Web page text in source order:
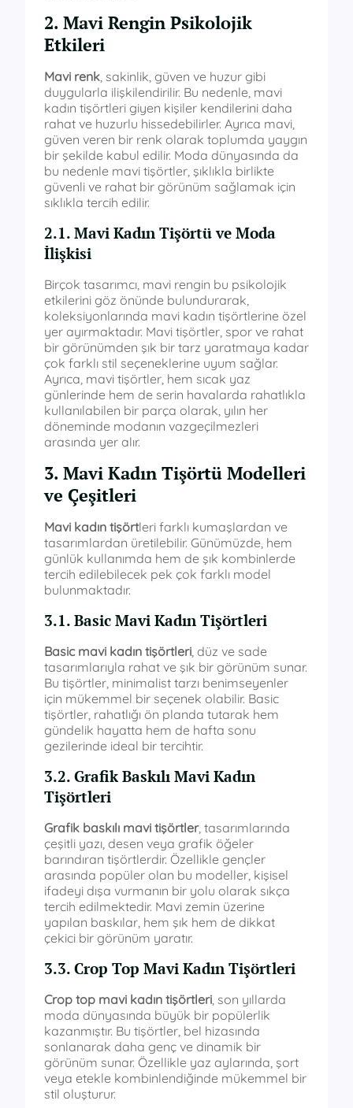
2. Mavi Rengin Psikolojik
Etkileri
Mavi renk , sakinlik, güven ve huzur gibi
duygularla ilişkilendirilir. Bu nedenle, mavi
kadın tişörtleri giyen kişiler kendilerini daha
rahat ve huzurlu hissedebilirler. Ayrıca mavi,
güven veren bir renk olarak toplumda yaygın
bir şekilde kabul edilir. Moda dünyasında da
bu nedenle mavi tişörtler, şıklıkla birlikte
güvenli ve rahat bir görünüm sağlamak için
sıklıkla tercih edilir.
2.1. Mavi Kadın Tişörtü ve Moda
İlişkisi
Birçok tasarımcı, mavi rengin bu psikolojik
etkilerini göz önünde bulundurarak,
koleksiyonlarında mavi kadın tişörtlerine özel
yer ayırmaktadır. Mavi tişörtler, spor ve rahat
bir görünümden şık bir tarz yaratmaya kadar
çok farklı stil seçeneklerine uyum sağlar.
Ayrıca, mavi tişörtler, hem sıcak yaz
günlerinde hem de serin havalarda rahatlıkla
kullanılabilen bir parça olarak, yılın her
döneminde modanın vazgeçilmezleri
arasında yer alır.
3. Mavi Kadın Tişörtü Modelleri
ve Çeşitleri
Mavi kadın tişörtleri farklı kumaşlardan ve
tasarımlardan üretilebilir. Günümüzde, hem
günlük kullanımda hem de şık kombinlerde
tercih edilebilecek pek çok farklı model
bulunmaktadır.
3.1. Basic Mavi Kadın Tişörtleri
Basic mavi kadın tişörtleri , düz ve sade
tasarımlarıyla rahat ve şık bir görünüm sunar.
Bu tişörtler, minimalist tarzı benimseyenler
için mükemmel bir seçenek olabilir. Basic
tişörtler, rahatlığı ön planda tutarak hem
gündelik hayatta hem de hafta sonu
gezilerinde ideal bir tercihtir.
3.2. Grafik Baskılı Mavi Kadın
Tişörtleri
Grafik baskılı mavi tişörtler, tasarımlarında
çeşitli yazı, desen veya grafik öğeler
barındıran tişörtlerdir. Özellikle gençler
arasında popüler olan bu modeller, kişisel
ifadeyi dışa vurmanın bir yolu olarak sıkça
tercih edilmektedir. Mavi zemin üzerine
yapılan baskılar, hem şık hem de dikkat
çekici bir görünüm yaratır.
3.3. Crop Top Mavi Kadın Tişörtleri
Crop top mavi kadın tişörtleri , son yıllarda
moda dünyasında büyük bir popülerlik
kazanmıştır. Bu tişörtler, bel hizasında
sonlanarak daha genç ve dinamik bir
görünüm sunar. Özellikle yaz aylarında, şort
veya etekle kombinlendiğinde mükemmel bir
stil oluşturur.